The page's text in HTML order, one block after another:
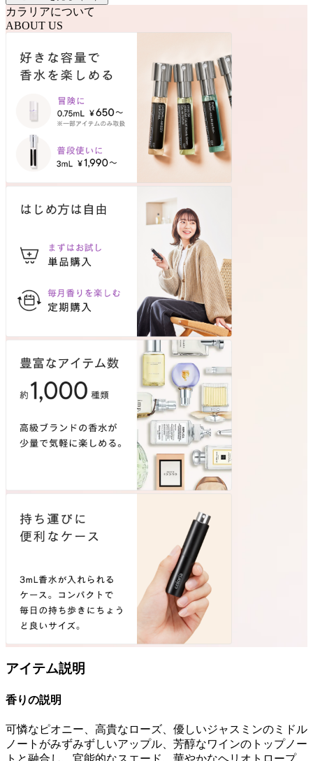
カラリアについて
ABOUT US
アイテム説明
香りの説明
可憐なピオニー、高貴なローズ、優しいジャスミンのミドル
ノートがみずみずしいアップル、芳醇なワインのトップノー
トと融合し、官能的なスエード、華やかなヘリオトロープ、